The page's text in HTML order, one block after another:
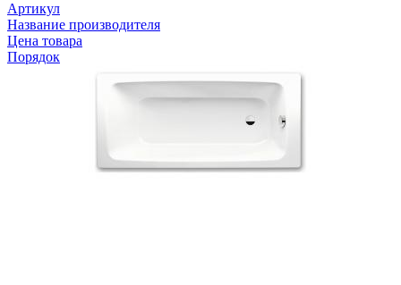
Артикул
Название производителя
Цена товара
Порядок